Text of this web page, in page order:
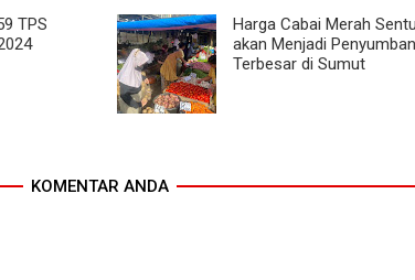
TPS
Harga Cabai Merah
akan Menjadi
Terbesar di Sumut
KOMENTAR ANDA